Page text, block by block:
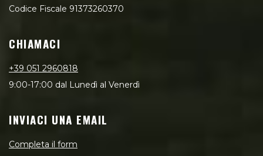
Codice Fiscale 91373260370
CHIAMACI
+39 051 2960818
9:00-17:00 dal Lunedì al Venerdì
INVIACI UNA EMAIL
Completa il form